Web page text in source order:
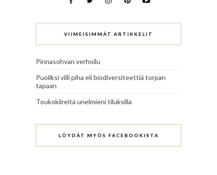
VIIMEISIMMÄT ARTIKKELIT
Pinnasohvan verhoilu
Puoliksi villi piha eli biodiversiteettiä torpan
tapaan
Toukokiireitä unelmieni tiluksilla
LÖYDÄT MYÖS FACEBOOKISTA